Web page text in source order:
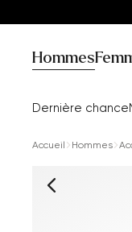
Hommes
Dernière chance
Accueil Hommes